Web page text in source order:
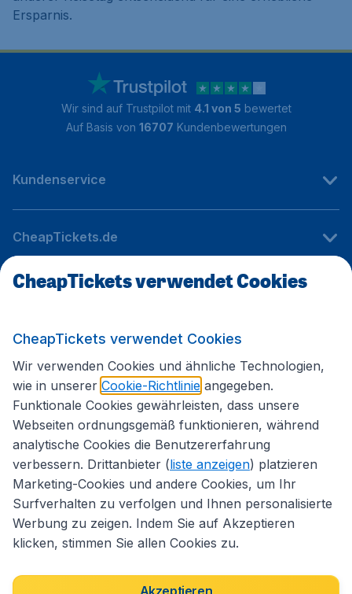
Ersparnis.
Wir sind auf Trustpilot mit 4.1 von 5 bewertet
Auf Basis von 16707 Kundenbewertungen
Kundenservice
CheapTickets.de
Internationale Webseiten
Folgen Sie uns:
Allgemeine Geschäftsbedingungen
CheapTickets verwendet Cookies
CheapTickets verwendet Cookies
Wir verwenden Cookies und ähnliche Technologien,
wie in unserer Cookie-Richtlinie angegeben.
Funktionale Cookies gewährleisten, dass unsere
Webseiten ordnungsgemäß funktionieren, während
analytische Cookies die Benutzererfahrung
verbessern. Drittanbieter (liste anzeigen) platzieren
Marketing-Cookies und andere Cookies, um Ihr
Surfverhalten zu verfolgen und Ihnen personalisierte
Werbung zu zeigen. Indem Sie auf Akzeptieren
klicken, stimmen Sie allen Cookies zu.
Akzeptieren